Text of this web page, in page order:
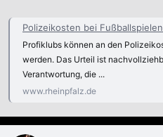
Polizeikosten bei Fußballspielen: Ein Urteil,
Profiklubs können an den
werden. Das Urteil ist
Verantwortung, die ...
www.rheinpfalz.de